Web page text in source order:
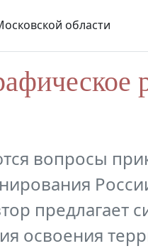
области
вопросы
предлагает
освоения